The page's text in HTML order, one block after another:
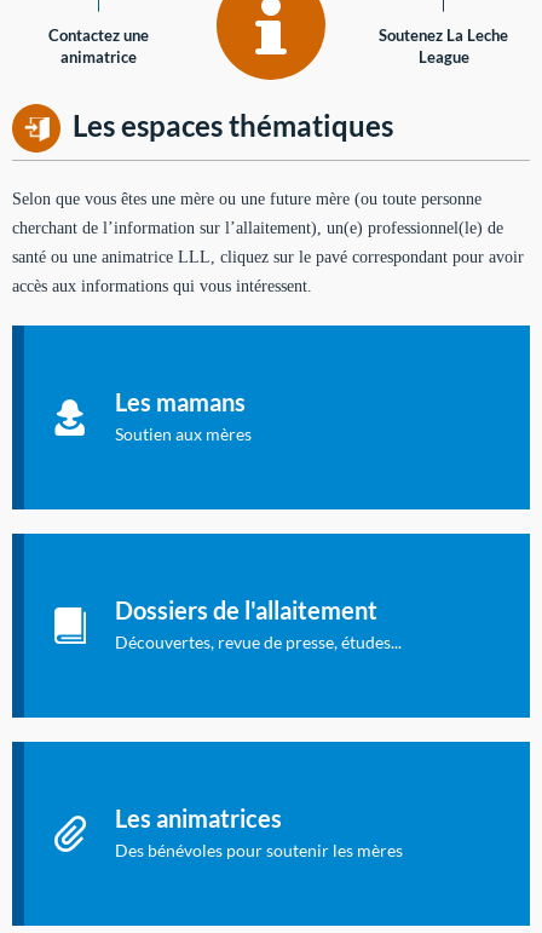
Contactez une
animatrice
Soutenez La Leche
League
Les espaces thématiques
Selon que vous êtes une mère ou une future mère (ou toute personne
cherchant de l’information sur l’allaitement), un(e) professionnel(le) de
santé ou une animatrice LLL, cliquez sur le pavé correspondant pour avoir
accès aux informations qui vous intéressent.
Les mamans
Soutien aux mères
à allaiter et vous informer : toutes les rubriques qui
concernent l'allaitement.
Dossiers de l'allaitement
Découvertes, revue de presse, études...
dernières études sur l'allaitement publiées dans la presse
internationale.
Les animatrices
Des bénévoles pour soutenir les mères